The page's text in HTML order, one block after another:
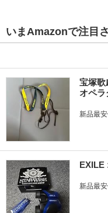
いまAmazonで注目
宝塚歌
オペラ
新品最安
EXILE
新品最安